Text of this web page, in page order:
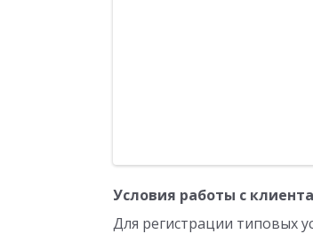
Условия работы с
Для регистрации типовых